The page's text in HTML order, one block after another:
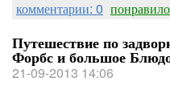
комментарии: 0
Путешествие по
Форбс и большое
21-09-2013 14:06